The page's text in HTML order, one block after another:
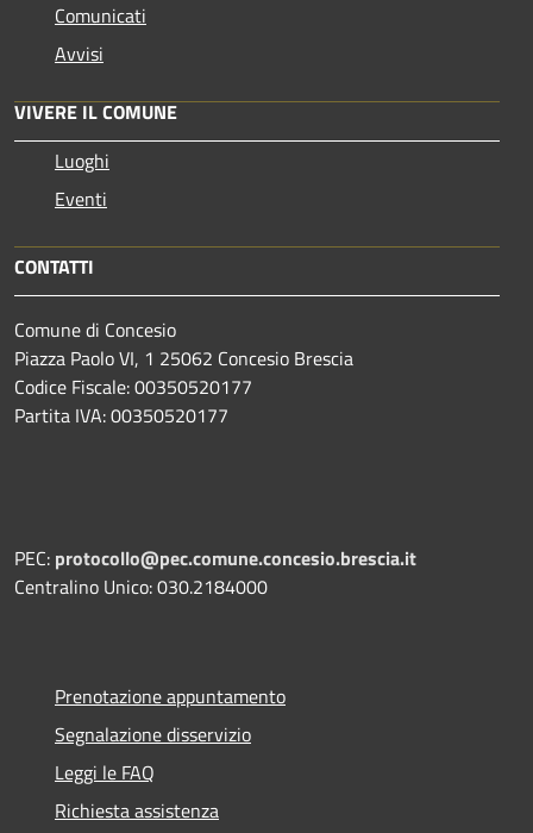
Comunicati
Avvisi
VIVERE IL COMUNE
Luoghi
Eventi
CONTATTI
Comune di Concesio
Piazza Paolo VI, 1 25062 Concesio Brescia
Codice Fiscale: 00350520177
Partita IVA: 00350520177
PEC: protocollo@pec.comune.concesio.brescia.it
Centralino Unico: 030.2184000
Prenotazione appuntamento
Segnalazione disservizio
Leggi le FAQ
Richiesta assistenza